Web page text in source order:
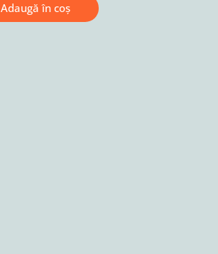
Adaugă în coș